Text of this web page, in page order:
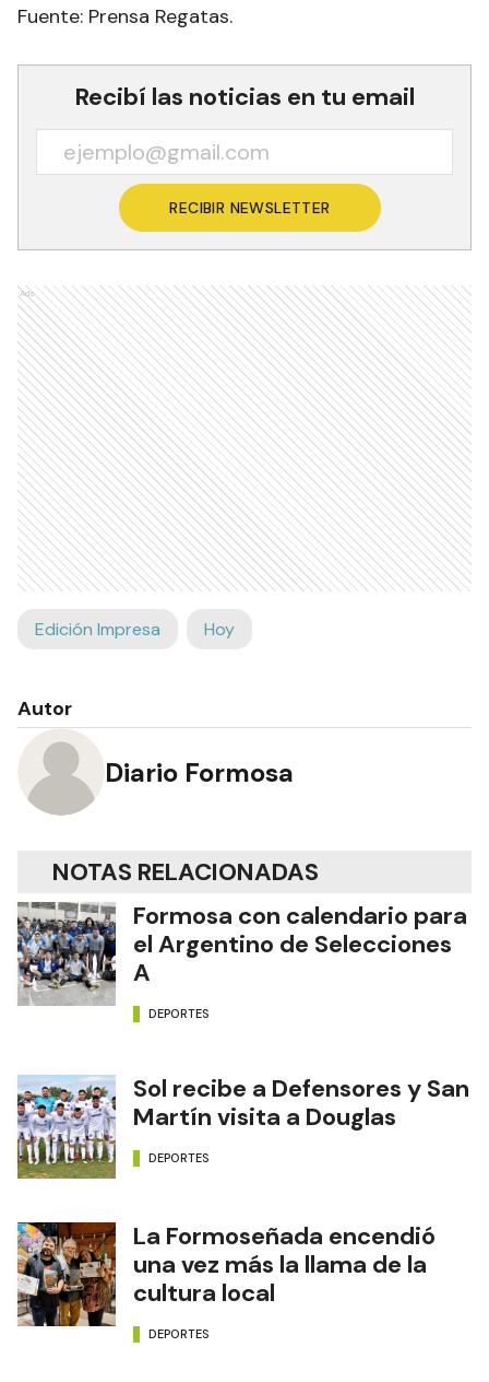
Fuente: Prensa Regatas.
Recibí las noticias en tu email
RECIBIR NEWSLETTER
Ads
Edición Impresa Hoy
Autor
Diario Formosa
NOTAS RELACIONADAS
Formosa con calendario para
el Argentino de Selecciones
A
DEPORTES
Sol recibe a Defensores y San
Martín visita a Douglas
DEPORTES
La Formoseñada encendió
una vez más la llama de la
cultura local
DEPORTES